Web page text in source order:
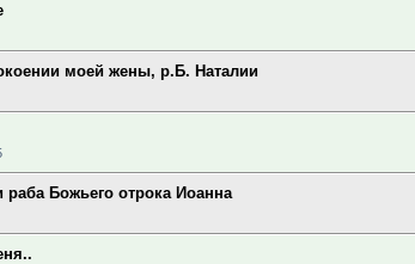
моей жены, р.Б. Наталии
Божьего отрока Иоанна